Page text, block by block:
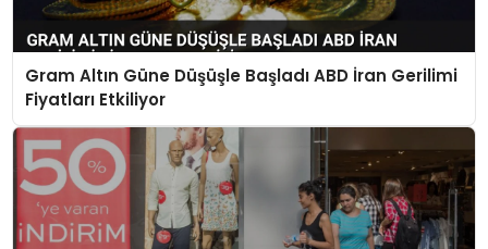
Gram Altın Güne Düşüşle Başladı ABD İran Gerilimi
Fiyatları Etkiliyor